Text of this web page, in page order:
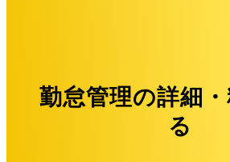
勤怠管理の詳細
る